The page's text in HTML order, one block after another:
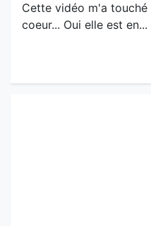
Cette vidéo m'a
coeur... Oui elle est en...